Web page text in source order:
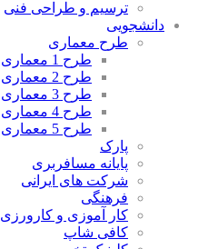
ترسیم و طراحی فنی
دانشجویی
طرح معماری
طرح 1 معماری
طرح 2 معماری
طرح 3 معماری
طرح 4 معماری
طرح 5 معماری
پارک
پایانه مسافربری
شرکت های ایرانی
فرهنگی
کار آموزی و کارورزی
کافی شاپ